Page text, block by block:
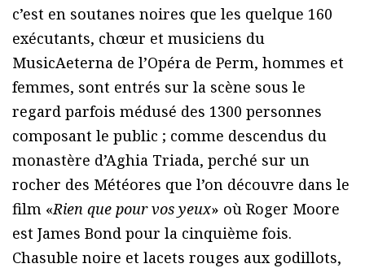
c’est en soutanes noires que les quelque 160
exécutants, chœur et musiciens du
MusicAeterna de l’Opéra de Perm, hommes et
femmes, sont entrés sur la scène sous le
regard parfois médusé des 1300 personnes
composant le public ; comme descendus du
monastère d’Aghia Triada, perché sur un
rocher des Météores que l’on découvre dans le
film «Rien que pour vos yeux» où Roger Moore
est James Bond pour la cinquième fois.
Chasuble noire et lacets rouges aux godillots,